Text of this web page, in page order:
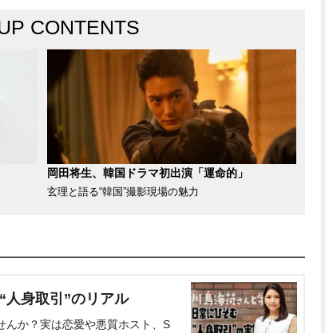
CONTENTS
岡田将生、韓国ドラマ初出演「運命的」
玄理と語る“韓国”撮影現場の魅力
人身取引”のリアル
んか？実は恋愛や悪質ホスト、S